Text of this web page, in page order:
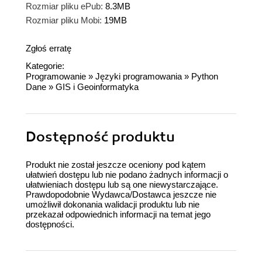
Rozmiar pliku ePub: 8.3MB
Rozmiar pliku Mobi: 19MB
Zgłoś erratę
Kategorie:
Programowanie » Języki programowania » Python
Dane » GIS i Geoinformatyka
Dostępność produktu
Produkt nie został jeszcze oceniony pod kątem
ułatwień dostępu lub nie podano żadnych informacji o
ułatwieniach dostępu lub są one niewystarczające.
Prawdopodobnie Wydawca/Dostawca jeszcze nie
umożliwił dokonania walidacji produktu lub nie
przekazał odpowiednich informacji na temat jego
dostępności.